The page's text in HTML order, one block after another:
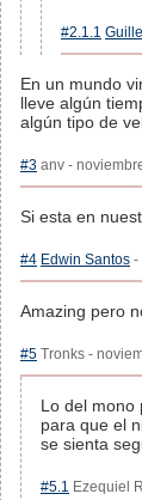
#2.1.1
En un mundo
lleve algún
algún tipo de
#3 anv -
Si esta en
#4 Edwin Santos -
Amazing pero
#5 Tronks -
Lo del mono
para que el
se sienta
#5.1 Ezequiel